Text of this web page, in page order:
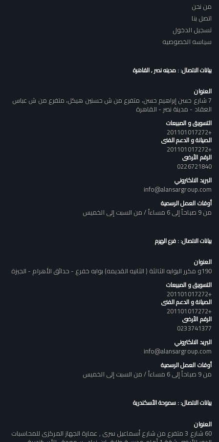
من نحن
اتصل بنا
تسجيل الدخول
سياسه الخصوصيه
بيانات الاتصال: : مدينه نصر , القاهرة
العنوان
7 شارع حسن إبراهيم حسن، متفرع من ش حسنين هيكل، متفرع من ش عباس
العقاد - مدينة نصر - القاهرة
التسويق و المبيعات
+201101017272
الصيانة و الدعم الفنى
+201101017272
الرقم الأرضى
0226721840
البريد الالكتروني
info@alansargroup.com
أوقات العمل الرسمية
من 9 صباحاً إلى 6 مساءاً / من السبت إلى الخميس
بيانات الاتصال: : فرع الهرم
العنوان
190و مكرر البوابه الثالثة ( الثانيه القديمه) بوابه خفرع - حدائق الأهرام - الجيزة
التسويق و المبيعات
+201101017272
الصيانة و الدعم الفنى
+201101017272
الرقم الأرضى
0233741377
البريد الالكتروني
info@alansargroup.com
أوقات العمل الرسمية
من 9 صباحاً إلى 6 مساءاً / من السبت إلى الخميس
بيانات الاتصال: : سموحة الأسكندرية
العنوان
60 شارع 3 متفرع من شارع أسماعيل سرى , عمارة الجهاز المركزى للمحاسبات